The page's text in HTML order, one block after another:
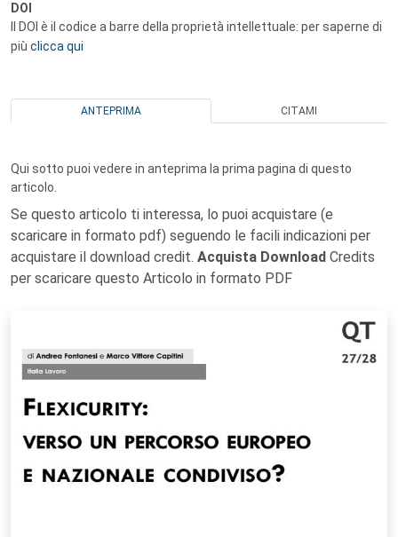
DOI
Il DOI è il codice a barre della proprietà intellettuale: per saperne di
più clicca qui
ANTEPRIMA CITAMI
Qui sotto puoi vedere in anteprima la prima pagina di questo
articolo.
Se questo articolo ti interessa, lo puoi acquistare (e
scaricare in formato pdf) seguendo le facili indicazioni per
acquistare il download credit. Acquista Download Credits
per scaricare questo Articolo in formato PDF